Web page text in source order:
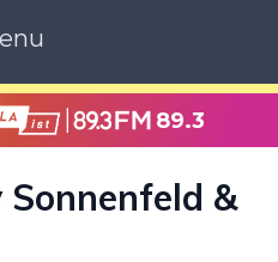
89.3
&